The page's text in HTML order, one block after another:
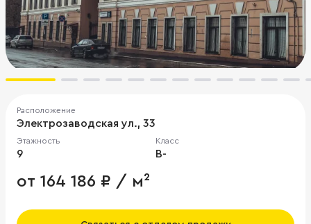
Расположение
Электрозаводская ул., 33
Этажность
9
Класс
B-
от 164 186 ₽ / м²